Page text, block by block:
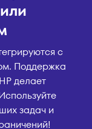
с
Поддержка
делает
задач и